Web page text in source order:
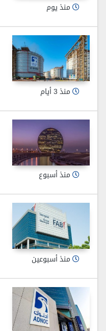
منذ يوم
منذ 3 أيام
منذ أسبوع
منذ أسبوعين